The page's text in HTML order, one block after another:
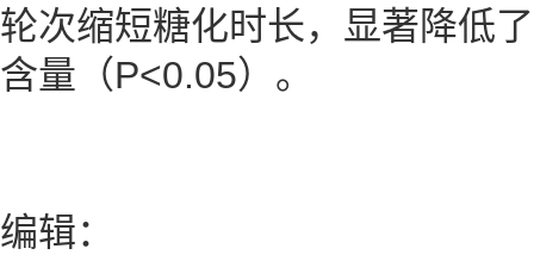
轮次缩短糖化时长，显著降低
含量（P<0.05）。
编辑：